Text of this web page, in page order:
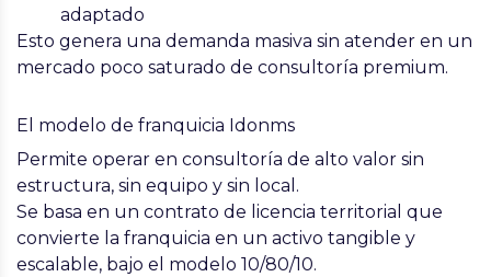
adaptado
Esto genera una demanda masiva sin atender en un
mercado poco saturado de consultoría premium.
El modelo de franquicia Idonms
Permite operar en consultoría de alto valor sin
estructura, sin equipo y sin local.
Se basa en un contrato de licencia territorial que
convierte la franquicia en un activo tangible y
escalable, bajo el modelo 10/80/10.